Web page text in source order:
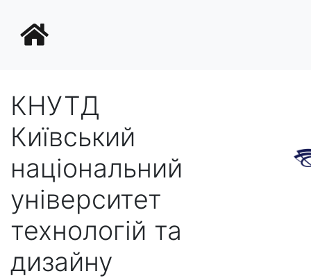
КНУТД
Київський
національний
університет
технологій та
дизайну